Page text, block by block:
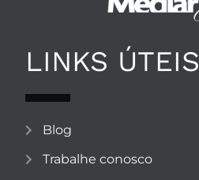
LINKS ÚTEIS
Blog
Trabalhe conosco